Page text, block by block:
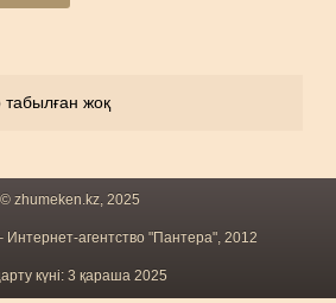
жоқ
© zhumeken.kz, 2025
Интернет-агентство "Пантера", 2012
күні: 3 қараша 2025